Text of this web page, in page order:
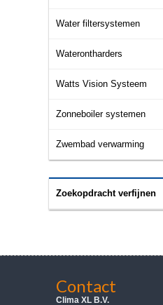
Water filtersystemen
Waterontharders
Watts Vision Systeem
Zonneboiler systemen
Zwembad verwarming
Zoekopdracht verfijnen
Contact
Clima XL B.V.